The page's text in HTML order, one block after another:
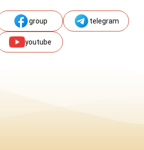
group telegram
youtube